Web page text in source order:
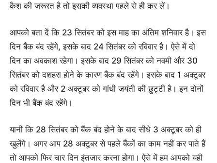
कैश की जरूरत है तो इसकी व्यवस्था पहले से ही कर लें।
आपको बता दें कि 23 सितंबर को इस माह का अंतिम शनिवार है। इस
दिन बैंक बंद रहेंगे, इसके बाद 24 सितंबर को रविवार है। ऐसे में दो
दिन का अवकाश रहेगा। इसके बाद 29 सितंबर को नवमी और 30
सितंबर को दशहरा होने के कारण बैंक बंद रहेंगे। इसके बाद 1 अक्टूबर
को रविवार है और 2 अक्टूबर को गांधी जयंती की छुट्टी है। इन दोनों
दिन भी बैंक बंद रहेंगे।
यानी कि 28 सितंबर को बैंक बंद होने के बाद सीधे 3 अक्टूबर को ही
खुलेंगे। अगर आप 28 अक्टूबर से पहले बैंकों का काम नहीं कर पाते हैं
तो आपको फिर चार दिन इंतजार करना होगा। ऐसे में हम आपको यही